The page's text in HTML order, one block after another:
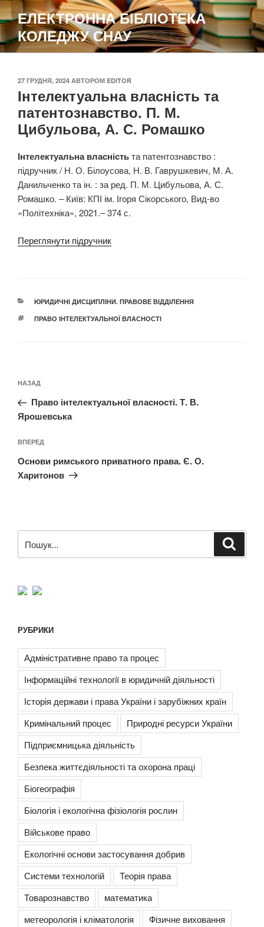
Перейти
до
вмісту
ЕЛЕКТРОННА БІБЛІОТЕКА
КОЛЕДЖУ СНАУ
ОПУБЛІКОВАНО
27 ГРУДНЯ, 2024 АВТОРОМ EDITOR
Інтелектуальна власність та
патентознавство. П. М.
Цибульова, А. С. Ромашко
Інтелектуальна власністьта патентознавство :
підручник / Н. О. Білоусова, Н. В. Гаврушкевич, М. А.
Данильченко та ін. : за ред. П. М. Цибульова, А. С.
Ромашко. ‒ Київ: КПІ ім. Ігоря Сікорського, Вид-во
«Політехніка», 2021.‒ 374 с.
Переглянути підручник
КАТЕГОРІЇ
ЮРИДИЧНІ ДИСЦИПЛІНИ. ПРАВОВЕ ВІДДІЛЕННЯ
ПОЗНАЧКИ
ПРАВО ІНТЕЛЕКТУАЛЬНОЇ ВЛАСНОСТІ
записів
Попередній
запис:
НАЗАД
Право інтелектуальної власності. Т. В.
Ярошевська
Наступний
запис
ВПЕРЕД
Основи римського приватного права. Є. О.
Харитонов
за
РУБРИКИ
Адміністративне право та процес
Інформаційні технології в юридичній діяльності
Історія держави і права України і зарубіжних країн
Кримінальний процес
Природні ресурси України
Підприємницька діяльність
Безпека життєдіяльності та охорона праці
Біогеографія
Біологія і екологічна фізіологія рослин
Військове право
Екологічні основи застосування добрив
Системи технологій
Теорія права
Товарознавство
математика
метеорологія і кліматологія
Фізичне виховання